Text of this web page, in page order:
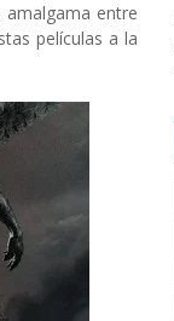
amalgama entre
películas a la